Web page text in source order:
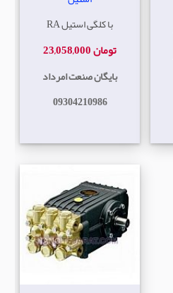
RA با کلگی استیل
23,058,000 تومان
بایگان صنعت امرداد
09304210986